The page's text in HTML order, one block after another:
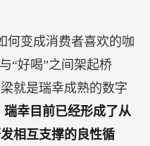
何变成消费者喜欢的咖
“好喝”之间架起桥
就是瑞幸成熟的数字
瑞幸目前已经形成了从
相互支撑的良性循